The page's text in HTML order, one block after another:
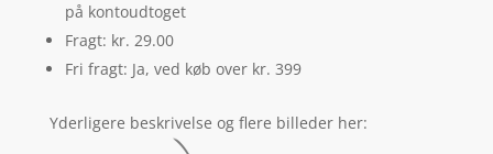
på kontoudtoget
Fragt: kr. 29.00
Fri fragt: Ja, ved køb over kr. 399
Yderligere beskrivelse og flere billeder her: